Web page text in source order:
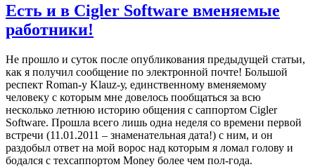
Есть и в Cigler Software вменяемые
работники!
Не прошло и суток после опубликования предыдущей статьи,
как я получил сообщение по электронной почте! Большой
респект Roman-у Klauz-у, единственному вменяемому
человеку с которым мне довелось пообщаться за всю
несколько летнюю историю общения с саппортом Cigler
Software. Прошла всего лишь одна неделя со времени первой
встречи (11.01.2011 – знаменательная дата!) с ним, и он
раздобыл ответ на мой ворос над которым я ломал голову и
бодался с техсаппортом Money более чем пол-года.